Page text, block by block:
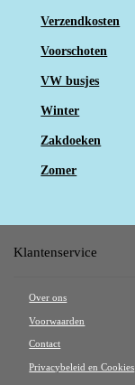
Verzendkosten
Voorschoten
VW busjes
Winter
Zakdoeken
Zomer
Klantenservice
Over ons
Voorwaarden
Contact
Privacybeleid en Cookies